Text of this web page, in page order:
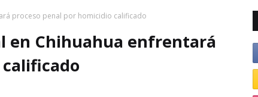
proceso penal por homicidio calificado
en Chihuahua enfrentará